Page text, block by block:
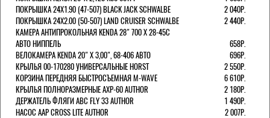
ПОКРЫШКА 24X1.90 (47-507) BLACK JACK SCHWALBE
2 040Р.
ПОКРЫШКА 24X2.00 (50-507) LAND CRUISER SCHWALBE
2 440Р.
КАМЕРА АНТИПРОКОЛЬНАЯ KENDA 28" 700 Х 28-45C
АВТО НИППЕЛЬ
658Р.
ВЕЛОКАМЕРА KENDA 20" Х 3,00", 68-406 АВТО
696Р.
КРЫЛЬЯ 00-170280 УНИВЕРСАЛЬНЫЕ HORST
2 550Р.
КОРЗИНА ПЕРЕДНЯЯ БЫСТРОСЪЕМНАЯ M-WAVE
6 610Р.
КРЫЛЬЯ ПОЛНОРАЗМЕРНЫЕ AXP-60 AUTHOR
2 180Р.
ДЕРЖАТЕЛЬ ФЛЯГИ АВС FLY 33 AUTHOR
1 490Р.
НАСОС AAP CROSS LITE AUTHOR
2 007Р.